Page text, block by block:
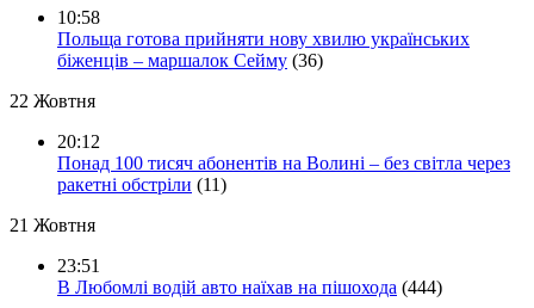
10:58
Польща готова прийняти нову хвилю українських
біженців – маршалок Сейму (36)
22 Жовтня
20:12
Понад 100 тисяч абонентів на Волині – без світла через
ракетні обстріли (11)
21 Жовтня
23:51
В Любомлі водій авто наїхав на пішохода (444)